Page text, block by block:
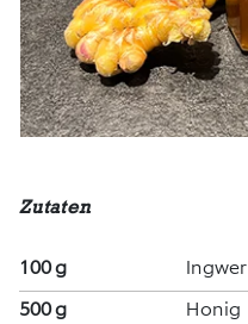
Zutaten
100 g
Ingwer
500 g
Honig